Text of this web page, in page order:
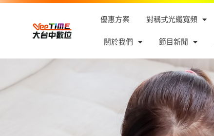
優惠方案 對稱式光纖寬頻
關於我們 節目新聞